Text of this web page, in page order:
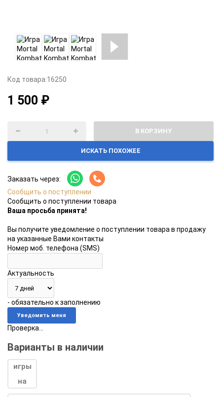
Код товара:16250
1 500 ₽
В КОРЗИНУ
ИСКАТЬ ПОХОЖЕЕ
Заказать через:
Сообщить о поступлении
Сообщить о поступлении товара
Ваша просьба принята!
Вы получите уведомление о поступлении товара в продажу
на указанные Вами контакты
Номер моб. телефона (SMS)
Актуальность
- обязательно к заполнению
Проверка...
Варианты в наличии